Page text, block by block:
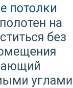
потолки
на
без
углами